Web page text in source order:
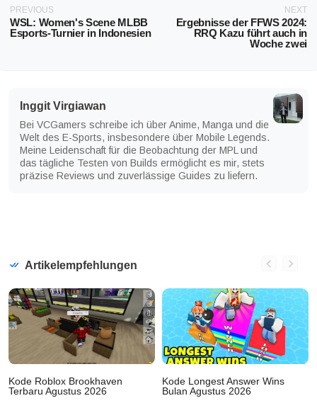
PREVIOUS
WSL: Women's Scene MLBB
Esports-Turnier in Indonesien
NEXT
Ergebnisse der FFWS 2024:
RRQ Kazu führt auch in
Woche zwei
Inggit Virgiawan
Bei VCGamers schreibe ich über Anime, Manga und die
Welt des E-Sports, insbesondere über Mobile Legends.
Meine Leidenschaft für die Beobachtung der MPL und
das tägliche Testen von Builds ermöglicht es mir, stets
präzise Reviews und zuverlässige Guides zu liefern.
Artikelempfehlungen
Kode Roblox Brookhaven
Terbaru Agustus 2026
Kode Longest Answer Wins
Bulan Agustus 2026